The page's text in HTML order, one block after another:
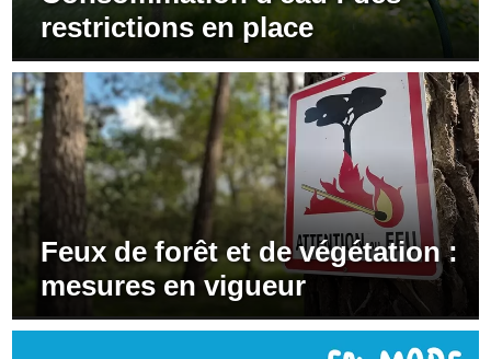
restrictions en place
Feux de forêt et de végétation :
mesures en vigueur